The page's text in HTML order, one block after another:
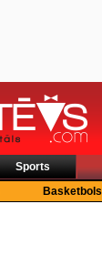
Sports
Basketbols